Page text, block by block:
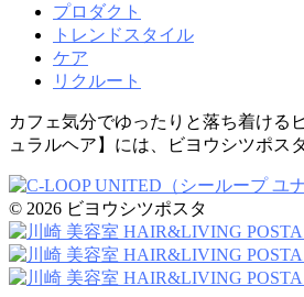
プロダクト
トレンドスタイル
ケア
リクルート
カフェ気分でゆったりと落ち着け
ュラルヘア】には、ビヨウシツポス
© 2026 ビヨウシツポスタ